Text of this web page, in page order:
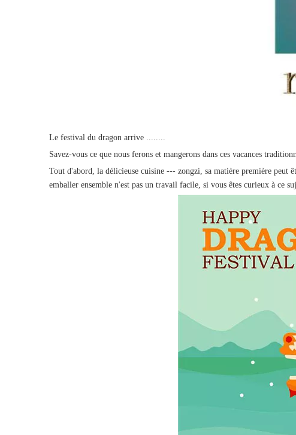
Le festival du dragon arrive ........
Savez-vous ce que nous ferons et mangerons dans ces vacances
Tout d'abord, la délicieuse cuisine --- zongzi, sa matière première
emballer ensemble n'est pas un travail facile, si vous êtes curieux à ce